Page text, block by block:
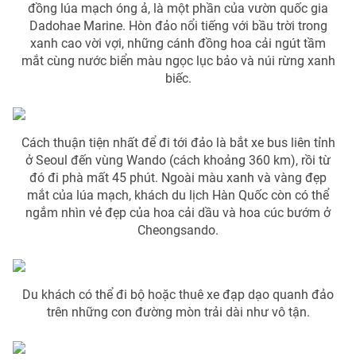
Góc doanh nghiệp
Truyền hình
Phim VTV
Nhân vật
Khán giả
Giải sao mai
Giải trí
Sao
Đời sống
Du lịch
Làm đẹp
Chất lượng cuộc sống
Giáo dục
Tuyển sinh
Học trực tuyến
Công nghệ
Hitech Công nghệ tương lai
Sản phẩm
Thị trường
Lịch phát sóng
Chuyên mục khác
đồng lúa mạch óng ả, là một phần của vườn quốc gia
Dadohae Marine. Hòn đảo nổi tiếng với bầu trời trong
xanh cao vời vợi, những cánh đồng hoa cải ngút tầm
mắt cùng nước biển màu ngọc lục bảo và núi rừng xanh
biếc.
Cách thuận tiện nhất để đi tới đảo là bắt xe bus liên tỉnh
ở Seoul đến vùng Wando (cách khoảng 360 km), rồi từ
đó đi phà mất 45 phút. Ngoài màu xanh và vàng đẹp
mắt của lúa mạch, khách du lịch Hàn Quốc còn có thể
ngắm nhìn vẻ đẹp của hoa cải dầu và hoa cúc bướm ở
Cheongsando.
Du khách có thể đi bộ hoặc thuê xe đạp dạo quanh đảo
trên những con đường mòn trải dài như vô tận.